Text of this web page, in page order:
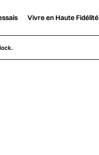
Vivre en Haute Fidélité